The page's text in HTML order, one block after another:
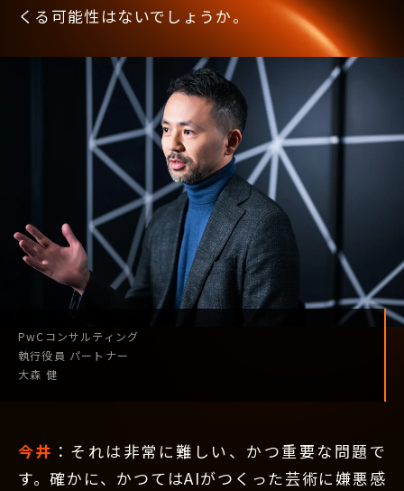
くる可能性はないでしょうか。
PwCコンサルティング
執行役員 パートナー
大森 健
今井 ：それは非常に難しい、かつ重要な問題で
す。確かに、かつてはAIがつくった芸術に嫌悪感